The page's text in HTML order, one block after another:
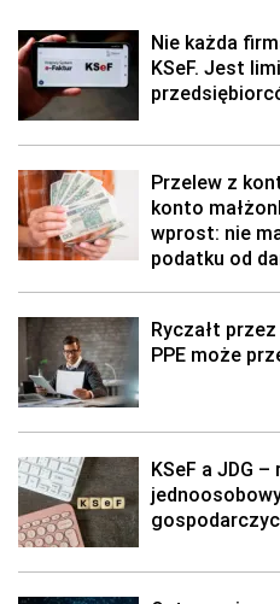
Nie każda
KSeF. Jest
Przelew z
konto
wprost: nie
podatku od
Ryczałt
PPE może
KSeF a JDG